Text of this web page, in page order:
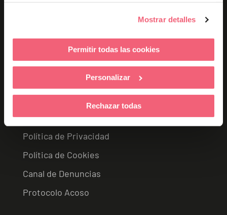
Mostrar detalles
Permitir todas las cookies
Personalizar
Rechazar todas
Títulos Universitarios
Postgrado
Legal
Aviso Legal
Política de Privacidad
Política de Cookies
Canal de Denuncias
Protocolo Acoso